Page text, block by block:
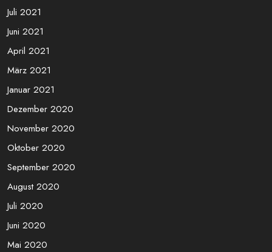
Juli 2021
Juni 2021
April 2021
März 2021
Januar 2021
Dezember 2020
November 2020
Oktober 2020
September 2020
August 2020
Juli 2020
Juni 2020
Mai 2020